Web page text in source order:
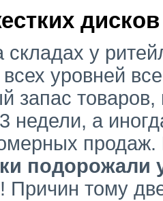
дисков
у
уровней
запас товаров,
недели, а
продаж.
подорожали
Причин тому